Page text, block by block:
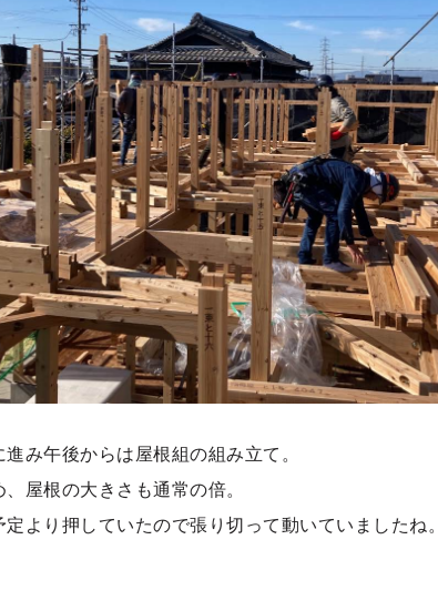
み午後からは屋根組の組み立て。
屋根の大きさも通常の倍。
定より押していたので張り切って動いていましたね。